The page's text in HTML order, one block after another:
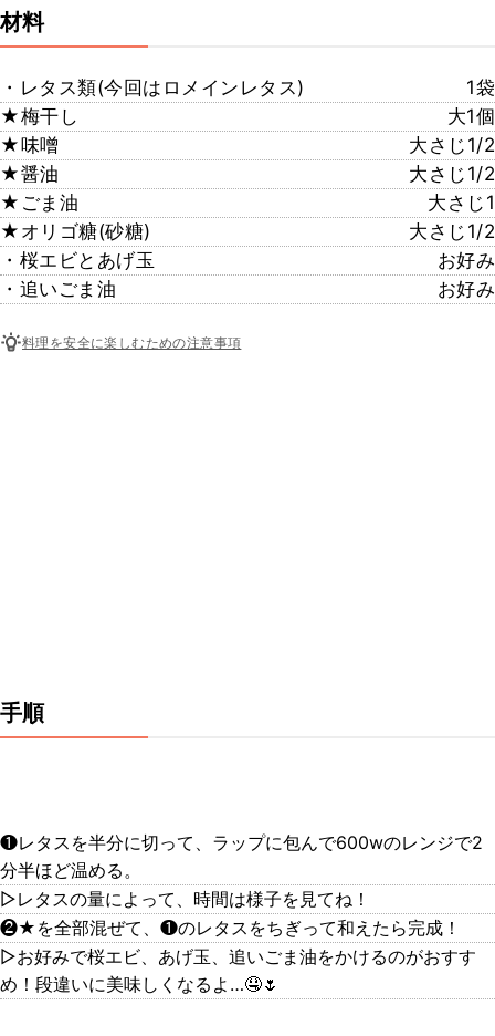
材料
・レタス類(今回はロメインレタス)
1袋
★梅干し
大1個
★味噌
大さじ1/2
★醤油
大さじ1/2
★ごま油
大さじ1
★オリゴ糖(砂糖)
大さじ1/2
・桜エビとあげ玉
お好み
・追いごま油
お好み
料理を安全に楽しむための注意事項
手順
❶レタスを半分に切って、ラップに包んで600wのレンジで2
分半ほど温める。
▷レタスの量によって、時間は様子を見てね！
❷★を全部混ぜて、❶のレタスをちぎって和えたら完成！
▷お好みで桜エビ、あげ玉、追いごま油をかけるのがおすす
め！段違いに美味しくなるよ…🤤🌷